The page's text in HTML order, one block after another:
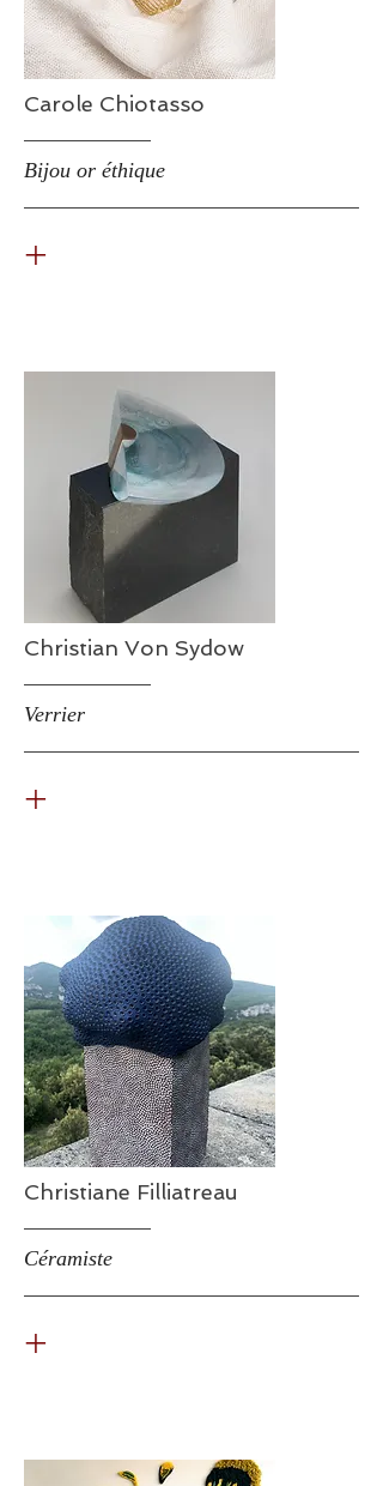
Carole Chiotasso
Bijou or éthique
+
Christian Von Sydow
Verrier
+
Christiane Filliatreau
Céramiste
+